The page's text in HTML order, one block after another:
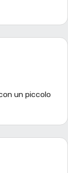
un piccolo